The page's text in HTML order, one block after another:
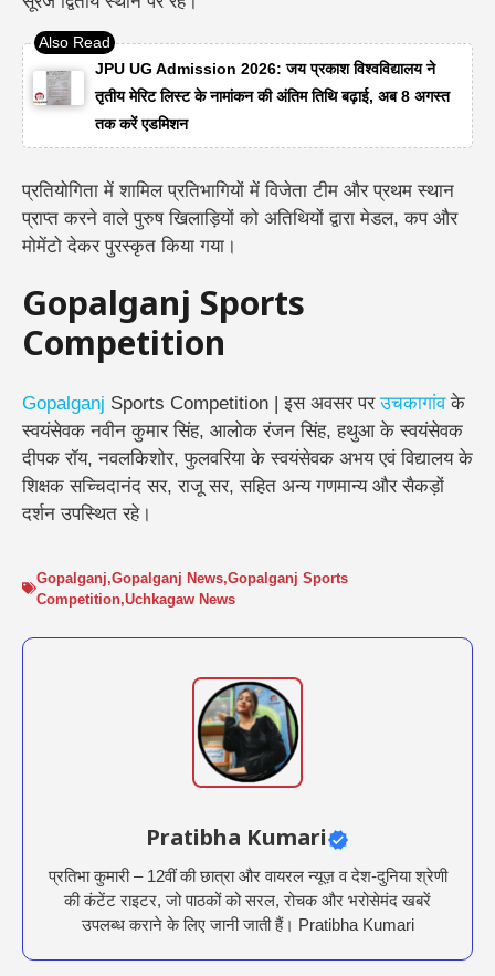
JPU UG Admission 2026: जय प्रकाश विश्वविद्यालय ने
तृतीय मेरिट लिस्ट के नामांकन की अंतिम तिथि बढ़ाई, अब 8 अगस्त
तक करें एडमिशन
प्रतियोगिता में शामिल प्रतिभागियों में विजेता टीम और प्रथम स्थान
प्राप्त करने वाले पुरुष खिलाड़ियों को अतिथियों द्वारा मेडल, कप और
मोमेंटो देकर पुरस्कृत किया गया।
Gopalganj Sports
Competition
Gopalganj Sports Competition | इस अवसर परउचकागांवके
स्वयंसेवक नवीन कुमार सिंह, आलोक रंजन सिंह, हथुआ के स्वयंसेवक
दीपक रॉय, नवलकिशोर, फुलवरिया के स्वयंसेवक अभय एवं विद्यालय के
शिक्षक सच्चिदानंद सर, राजू सर, सहित अन्य गणमान्य और सैकड़ों
दर्शन उपस्थित रहे।
Gopalganj,Gopalganj News,Gopalganj Sports
Competition,Uchkagaw News
Pratibha Kumari
प्रतिभा कुमारी – 12वीं की छात्रा और वायरल न्यूज़ व देश-दुनिया श्रेणी
की कंटेंट राइटर, जो पाठकों को सरल, रोचक और भरोसेमंद खबरें
उपलब्ध कराने के लिए जानी जाती हैं। Pratibha Kumari